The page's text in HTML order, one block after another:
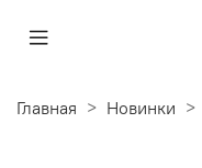
Главная Новинки